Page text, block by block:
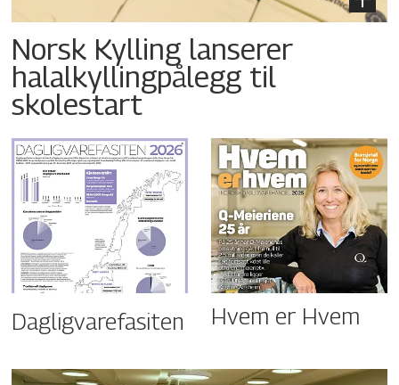
Norsk Kylling lanserer
halalkyllingpålegg til
skolestart
Dagligvarefasiten Hvem er Hvem